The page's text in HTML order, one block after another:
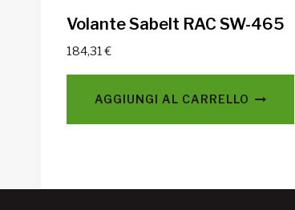
Volante Sabelt RAC SW-465
184,31€
AGGIUNGI AL CARRELLO